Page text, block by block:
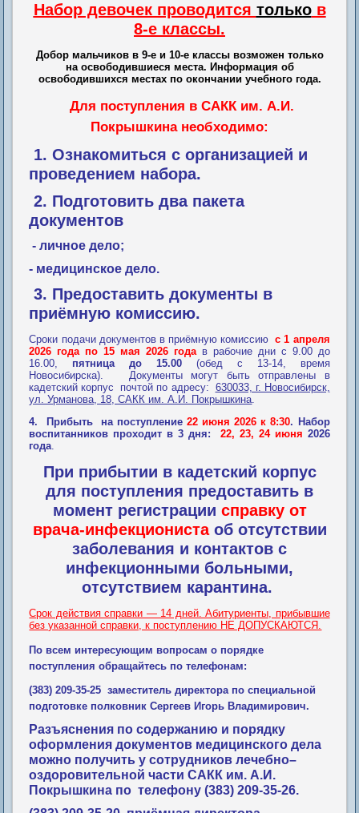
Набор девочек проводится тольков
8-е классы.
Добор мальчиков в 9-е и 10-е классы возможен только
на освободившиеся места. Информация об
освободившихся местах по окончании учебного года.
Для поступления в САКК им. А.И.
Покрышкина необходимо:
1. Ознакомиться с организацией и
проведением набора.
2. Подготовить два пакета
документов
- личное дело;
- медицинское дело.
3. Предоставить документы в
приёмную комиссию.
Сроки подачи документов в приёмную комиссиюс 1 апреля
2026 года по 15 мая 2026 года в рабочие дни с 9.00 до
16.00, пятница до 15.00 (обед с 13-14, время
Новосибирска). Документы могут быть отправлены в
кадетский корпус почтой по адресу: 630033, г. Новосибирск,
ул. Урманова, 18, САКК им. А.И. Покрышкина.
4. Прибыть на поступление22 июня 2026 к 8:30. Набор
воспитанников проходит в 3 дня:
22, 23, 24 июня 2026
года.
При прибытии в кадетский корпус
для поступления предоставить в
момент регистрации справку от
врача-инфекционистаоб отсутствии
заболевания и контактов с
инфекционными больными,
отсутствием карантина.
Срок действия справки — 14 дней. Абитуриенты, прибывшие
без указанной справки, к поступлению НЕ ДОПУСКАЮТСЯ.
По всем интересующим вопросам о порядке
поступления обращайтесь по телефонам:
(383) 209-35-25 заместитель директора по специальной
подготовке полковник Сергеев Игорь Владимирович.
Разъяснения по содержанию и порядку
оформления документов медицинского дела
можно получить у сотрудников лечебно–
оздоровительной части САКК им. А.И.
Покрышкина по телефону (383) 209-35-26.